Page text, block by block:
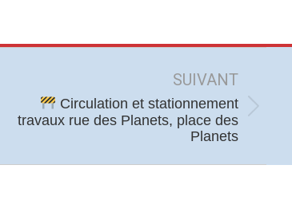
SUIVANT
Article
Circulation et stationnement
travaux rue des Planets, place des
Planets